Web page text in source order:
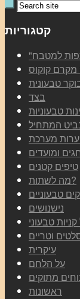
קטגוריות
למטבח
מקרם קוקוס
טבעונית
בצד
טבעוניות
המתחיל
מערכת
טיפים קטנים
מה לשתות?
טבעוניים
נישנושים
טבעוני
וטריים
עיקרית
על הלחם
מתוקים
ראשונות